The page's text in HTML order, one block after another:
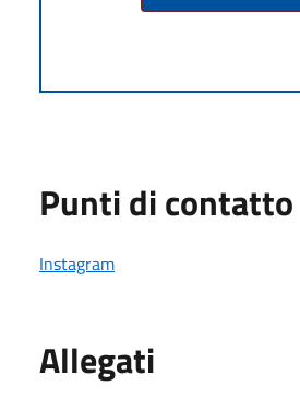
Punti di contatto
Instagram
Allegati